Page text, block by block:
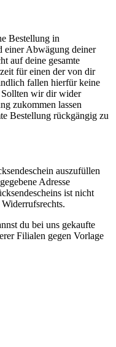
Bestellung in
einer Abwägung deiner
auf deine gesamte
für einen der von dir
fallen hierfür keine
Sollten wir dir wider
zukommen lassen
Bestellung rückgängig zu
auszufüllen
Adresse
ist nicht
du bei uns gekaufte
Filialen gegen Vorlage